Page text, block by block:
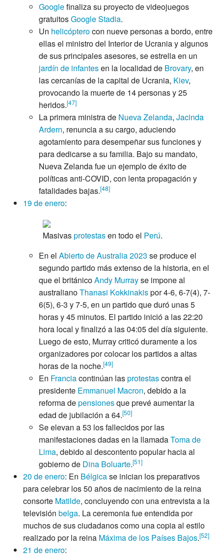
Googlefinaliza su proyecto de videojuegos
gratuitosGoogle Stadia.
Un helicópterocon nueve personas a bordo, entre
ellas el ministro del Interior de Ucrania y algunos
de sus principales asesores, se estrella en un
jardín de infantesen la localidad de Brovary, en
las cercanías de la capital de Ucrania, Kiev,
provocando la muerte de 14 personas y 25
heridos.[47]
La primera ministra de Nueva Zelanda, Jacinda
Ardern, renuncia a su cargo, aduciendo
agotamiento para desempeñar sus funciones y
para dedicarse a su familia. Bajo su mandato,
Nueva Zelanda fue un ejemplo de éxito de
políticas anti-COVID, con lenta propagación y
fatalidades bajas.[48]
19 de enero:
Masivasprotestasen todo el Perú.
En el Abierto de Australia 2023 se produce el
segundo partido más extenso de la historia, en el
que el británicoAndy Murrayse impone al
australianoThanasi Kokkinakispor 4-6, 6-7(4), 7-
6(5), 6-3 y 7-5, en un partido que duró unas 5
horas y 45 minutos. El partido inició a las 22:20
hora local y finalizó a las 04:05 del día siguiente.
Luego de esto, Murray criticó duramente a los
organizadores por colocar los partidos a altas
horas de la noche.[49]
En Franciacontinúan lasprotestascontra el
presidente Emmanuel Macron, debido a la
reforma depensionesque prevé aumentar la
edad de jubilación a 64.[50]
Se elevan a 53 los fallecidos por las
manifestaciones dadas en la llamadaToma de
Lima, debido al descontento popular hacia al
gobierno de Dina Boluarte.[51]
20 de enero: En Bélgicase inician los preparativos
para celebrar los 50 años de nacimiento de la reina
consorte Matilde, concluyendo con una entrevista a la
televisión belga. La ceremonia fue entendida por
muchos de sus ciudadanos como una copia al estilo
realizado por la reina Máxima de los Países Bajos.[52]
21 de enero: